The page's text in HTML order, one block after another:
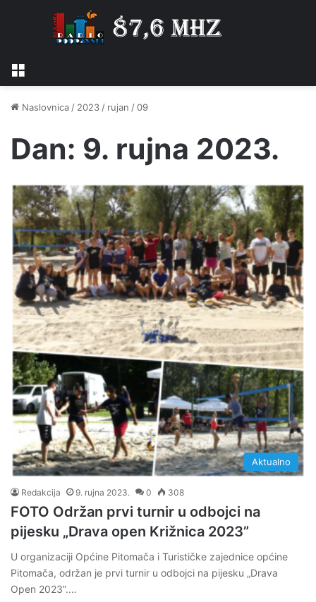
Naslovnica / 2023 / rujan /09
Dan: 9. rujna 2023.
Aktualno
Redakcija 9. rujna 2023. 0 308
FOTO Održan prvi turnir u odbojci na
pijesku „Drava open Križnica 2023”
U organizaciji Općine Pitomača i Turističke zajednice općine
Pitomača, održan je prvi turnir u odbojci na pijesku „Drava
Open 2023”.…